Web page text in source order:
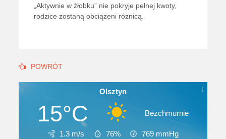
„Aktywnie w żłobku” nie pokryje pełnej kwoty,
rodzice zostaną obciążeni różnicą.
POWRÓT
Olsztyn
15°C Bezchmurnie
1.3 m/s 76% 769 mmHg